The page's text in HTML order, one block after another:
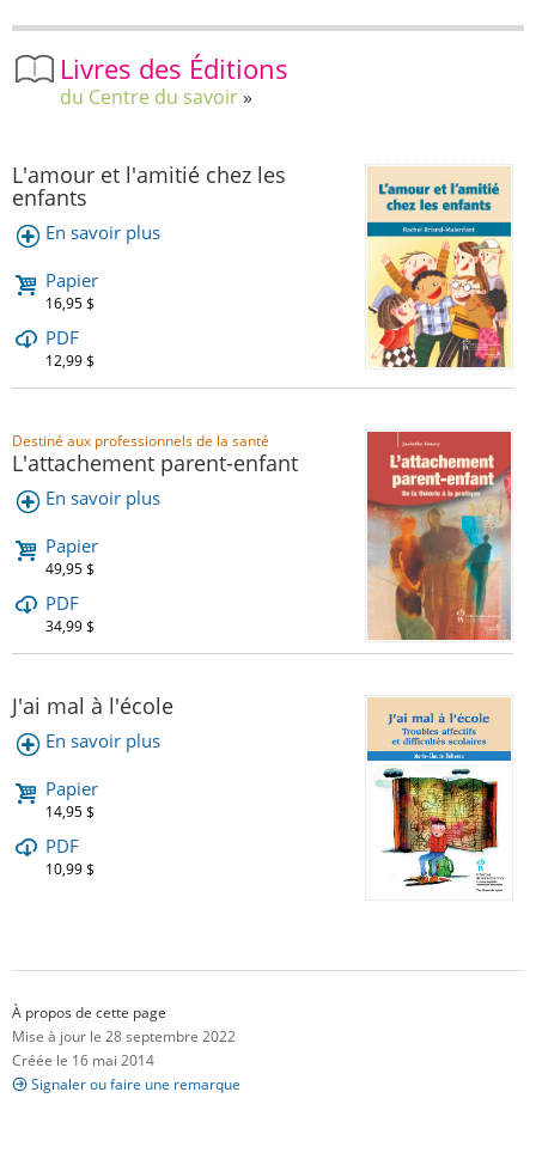
Livres des Éditions
du Centre du savoir
L'amour et l'amitié chez les
enfants
En savoir plus
Papier
16,95 $
PDF
12,99 $
Destiné aux professionnels de la santé
L'attachement parent-enfant
En savoir plus
Papier
49,95 $
PDF
34,99 $
J'ai mal à l'école
En savoir plus
Papier
14,95 $
PDF
10,99 $
À propos de cette page
Mise à jour le 28 septembre 2022
Créée le 16 mai 2014
Signaler ou faire une remarque